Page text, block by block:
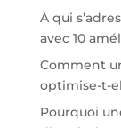
À qui
avec 10
Comment
optimise-t-
Pourquoi